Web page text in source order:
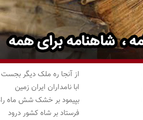
از آنجا ره ملک دیگر بجست
ابا نامداران ایران زمین
بپیمود بر خشک شش ماه
فرستاد بر شاه کشور درود